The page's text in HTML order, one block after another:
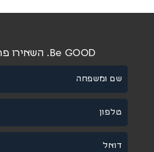
Be GOOD. השאירו פרטים ונתחיל